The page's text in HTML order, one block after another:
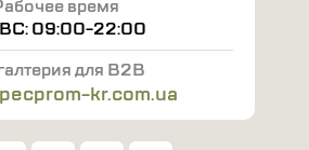
время
09:00-22:00
для B2B
kr.com.ua